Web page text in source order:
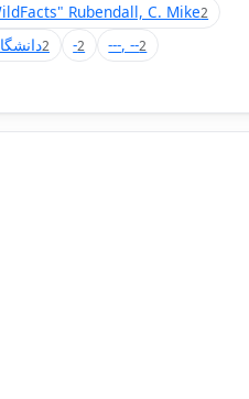
Rubendall, C. Mike2
2 -2 ---, --2